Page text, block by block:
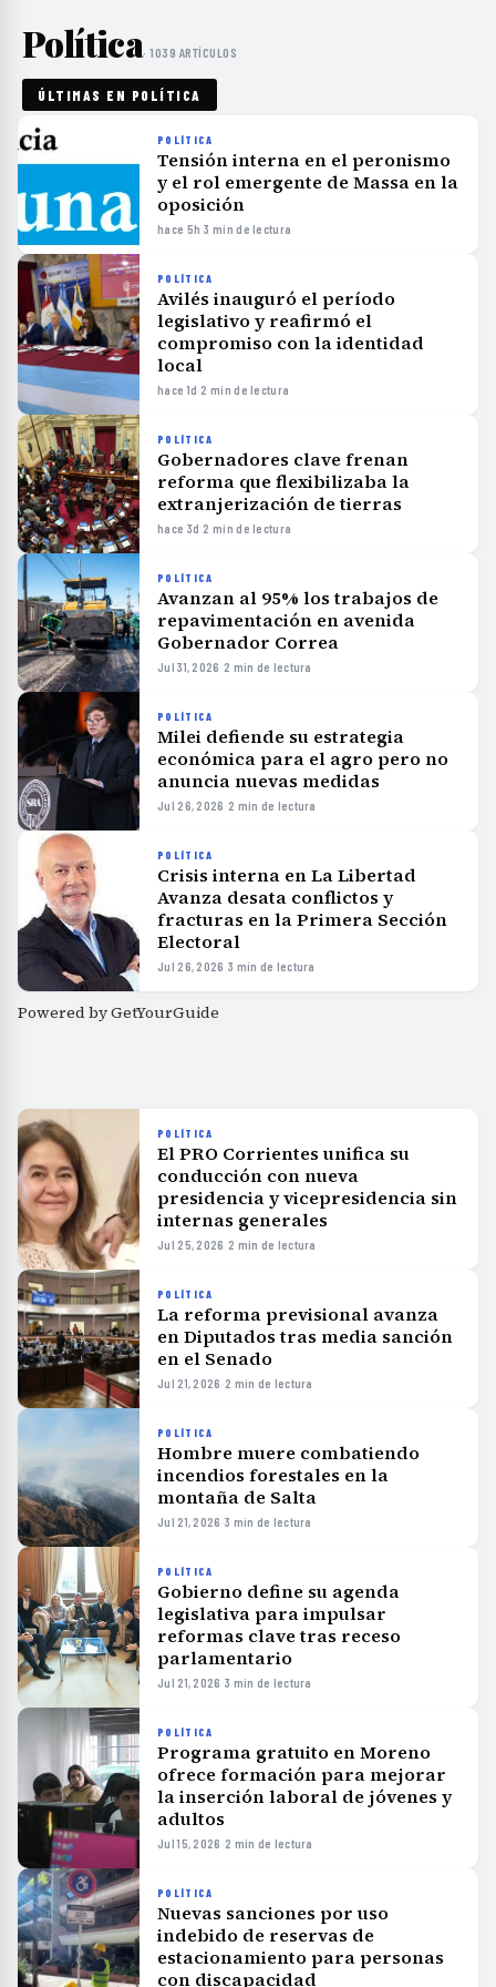
Política· 1039 ARTÍCULOS
ÚLTIMAS EN POLÍTICA
POLÍTICA
Tensión interna en el peronismo
y el rol emergente de Massa en la
oposición
hace 5h·3 min de lectura
POLÍTICA
Avilés inauguró el período
legislativo y reafirmó el
compromiso con la identidad
local
hace 1d·2 min de lectura
POLÍTICA
Gobernadores clave frenan
reforma que flexibilizaba la
extranjerización de tierras
hace 3d·2 min de lectura
POLÍTICA
Avanzan al 95% los trabajos de
repavimentación en avenida
Gobernador Correa
Jul 31, 2026 ·2 min de lectura
POLÍTICA
Milei defiende su estrategia
económica para el agro pero no
anuncia nuevas medidas
Jul 26, 2026 ·2 min de lectura
POLÍTICA
Crisis interna en La Libertad
Avanza desata conflictos y
fracturas en la Primera Sección
Electoral
Jul 26, 2026 ·3 min de lectura
Powered byGetYourGuide
POLÍTICA
El PRO Corrientes unifica su
conducción con nueva
presidencia y vicepresidencia sin
internas generales
Jul 25, 2026 ·2 min de lectura
POLÍTICA
La reforma previsional avanza
en Diputados tras media sanción
en el Senado
Jul 21, 2026 ·2 min de lectura
POLÍTICA
Hombre muere combatiendo
incendios forestales en la
montaña de Salta
Jul 21, 2026 ·3 min de lectura
POLÍTICA
Gobierno define su agenda
legislativa para impulsar
reformas clave tras receso
parlamentario
Jul 21, 2026 ·3 min de lectura
POLÍTICA
Programa gratuito en Moreno
ofrece formación para mejorar
la inserción laboral de jóvenes y
adultos
Jul 15, 2026 ·2 min de lectura
POLÍTICA
Nuevas sanciones por uso
indebido de reservas de
estacionamiento para personas
con discapacidad